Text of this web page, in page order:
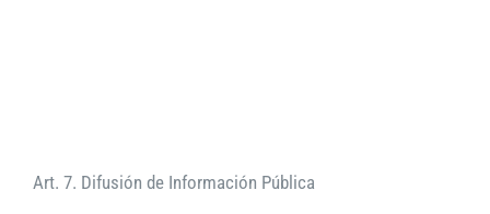
Art. 7. Difusión de Información Pública